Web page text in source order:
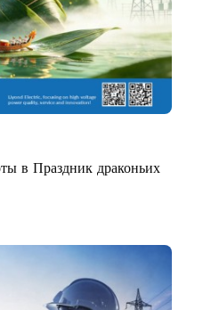
в Праздник драконьих